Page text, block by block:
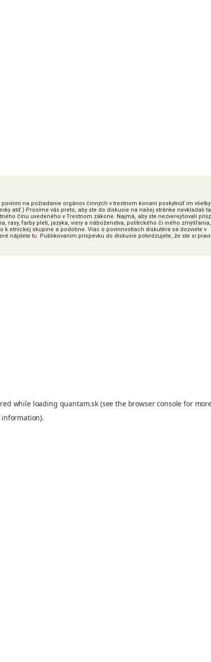
na požiadanie orgánov činných v trestnom konaní poskytnúť im všetky
atď.) Prosíme vás preto, aby ste do diskusie na našej stránke nevkladali
činu uvedeného v Trestnom zákone. Najmä, aby ste nezverejňovali
rasy, farby pleti, jazyka, viery a náboženstva, politického či iného zmýšľania,
etnickej skupine a podobne. Viac o povinnostiach diskutéra sa dozviete v
nájdete tu. Publikovaním príspevku do diskusie potvrdzujete, že ste si